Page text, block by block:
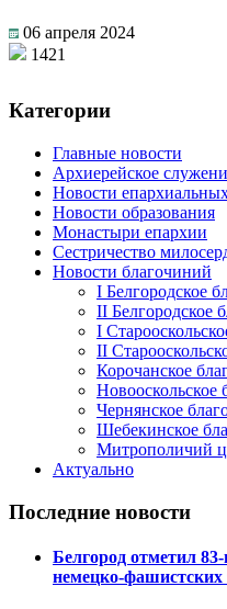
06 апреля 2024
1421
Категории
Главные новости
Архиерейское
Новости
Новости образования
Монастыри епархии
Сестричество
Новости благочиний
I Белгородское
II Белгородское
I
II
Корочанское
Новооскольское
Чернянское
Шебекинское
Митрополичий
Актуально
Последние новости
Белгород отметил
немецко-фашистских